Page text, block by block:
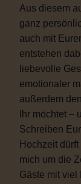
Aus diesem
ganz
auch mit
entstehen
liebevolle
emotionaler
außerdem
Ihr möchtet –
Schreiben
Hochzeit
mich um die
Gäste mit viel